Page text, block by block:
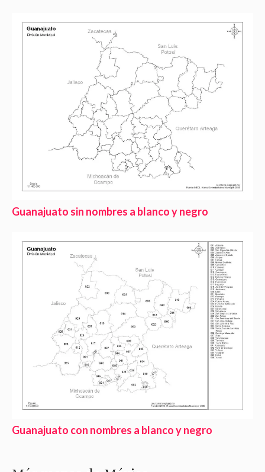
Guanajuato sin nombres a blanco y negro
Guanajuato con nombres a blanco y negro